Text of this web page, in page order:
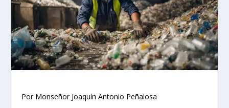
Por Monseñor Joaquín Antonio Peñalosa